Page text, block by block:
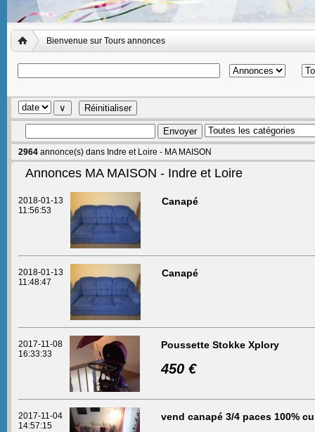
Bienvenue sur Tours annonces
2964 annonce(s) dans Indre et Loire - MA MAISON
Annonces MA MAISON - Indre et Loire
2018-01-13
11:56:53
Canapé
2018-01-13
11:48:47
Canapé
2017-11-08
16:33:33
Poussette Stokke Xplory
450 €
2017-11-04
14:57:15
vend canapé 3/4 paces 100%